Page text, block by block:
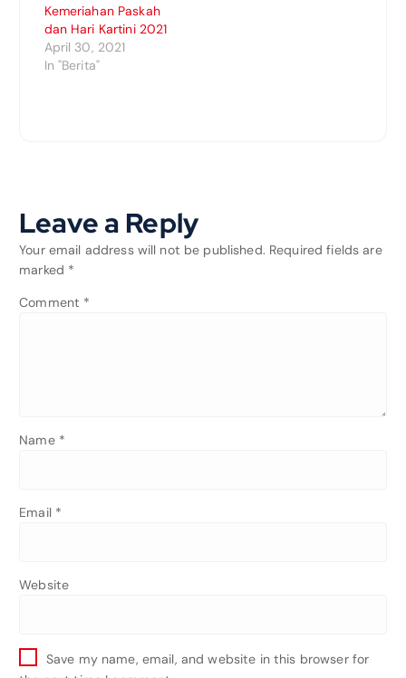
Kemeriahan Paskah
dan Hari Kartini 2021
April 30, 2021
In "Berita"
Leave a Reply
Your email address will not be published. Required fields are
marked *
Comment *
Name *
Email *
Website
Save my name, email, and website in this browser for